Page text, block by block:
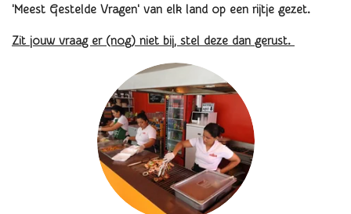
'Meest Gestelde Vragen' van elk land op een rijtje gezet.
Zit jouw vraag er (nog) niet bij, stel deze dan gerust.